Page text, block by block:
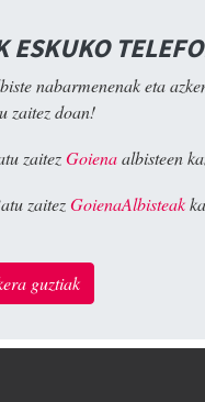
ESKUKO
nabarmenenak eta
zaitez doan!
zaitezGoienaalbisteen
zaitezGoienaAlbisteak
guztiak